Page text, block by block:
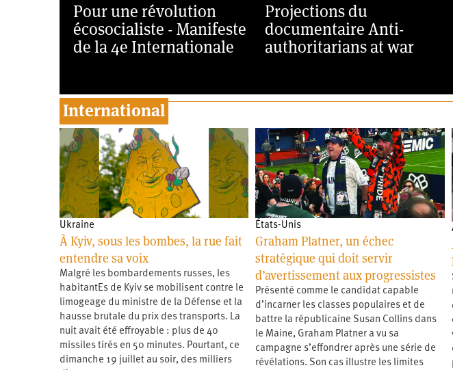
Pour une révolution
écosocialiste - Manifeste
de la 4e Internationale
Projections du
documentaire Anti-
authoritarians at war
International
Ukraine
À Kyiv, sous les bombes, la rue fait
entendre sa voix
Malgré les bombardements russes, les
habitantEs de Kyiv se mobilisent contre le
limogeage du ministre de la Défense et la
hausse brutale du prix des transports. La
nuit avait été effroyable : plus de 40
missiles tirés en 50 minutes. Pourtant, ce
dimanche 19 juillet au soir, des milliers
États-Unis
Graham Platner, un échec
stratégique qui doit servir
d’avertissement aux progressistes
Présenté comme le candidat capable
d’incarner les classes populaires et de
battre la républicaine Susan Collins dans
le Maine, Graham Platner a vu sa
campagne s’effondrer après une série de
révélations. Son cas illustre les limites